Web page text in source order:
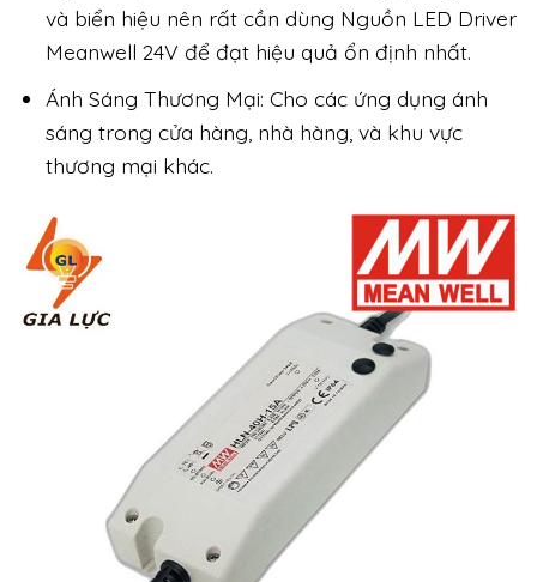
và biển hiệu nên rất cần dùng Nguồn LED Driver
Meanwell 24V để đạt hiệu quả ổn định nhất.
Ánh Sáng Thương Mại: Cho các ứng dụng ánh
sáng trong cửa hàng, nhà hàng, và khu vực
thương mại khác.